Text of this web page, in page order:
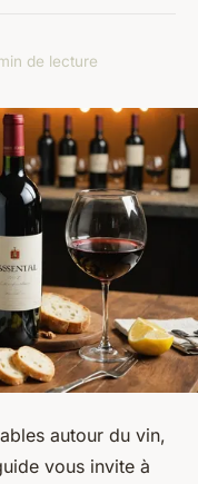
de lecture
autour du vin,
vous invite à